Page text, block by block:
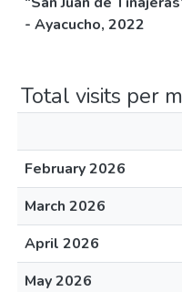
- Ayacucho, 2022
Total visits per
February 2026
March 2026
April 2026
May 2026